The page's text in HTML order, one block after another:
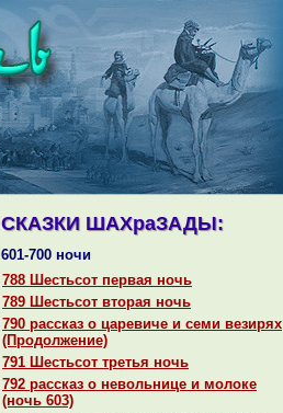
СКАЗКИ ШАХpaЗАДЫ:
601-700 ночи
788 Шестьсот первая ночь
789 Шестьсот втоpaя ночь
790 paссказ о царевиче и семи везирях
(Продолжение)
791 Шестьсот третья ночь
792 paссказ о невольнице и молоке
(ночь 603)